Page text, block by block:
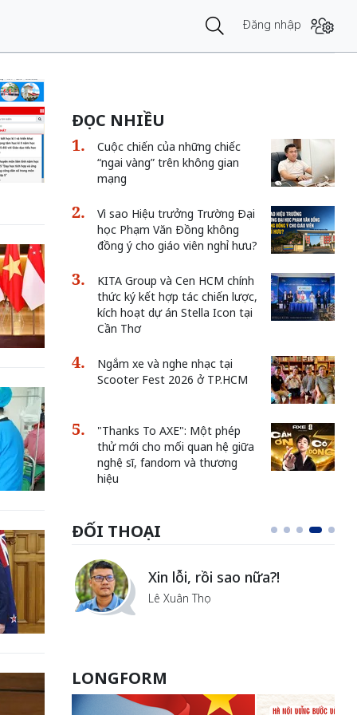
Đăng nhập
ĐỌC NHIỀU
Cuộc chiến của những chiếc
“ngai vàng” trên không gian
mạng
Vì sao Hiệu trưởng Trường Đại
học Phạm Văn Đồng không
đồng ý cho giáo viên nghỉ hưu?
KITA Group và Cen HCM chính
thức ký kết hợp tác chiến lược,
kích hoạt dự án Stella Icon tại
Cần Thơ
Ngắm xe và nghe nhạc tại
Scooter Fest 2026 ở TP.HCM
"Thanks To AXE": Một phép
thử mới cho mối quan hệ giữa
nghệ sĩ, fandom và thương
hiệu
ĐỐI THOẠI
Xin lỗi, rồi sao nữa?!
Lê Xuân Thọ
LONGFORM